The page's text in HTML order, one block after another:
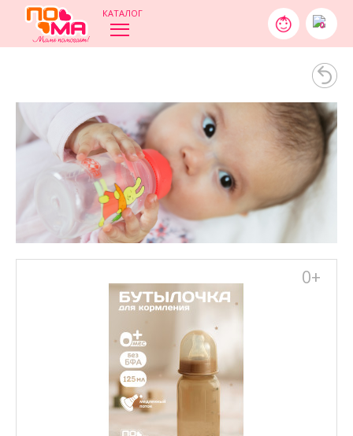
КАТАЛОГ
0
0+